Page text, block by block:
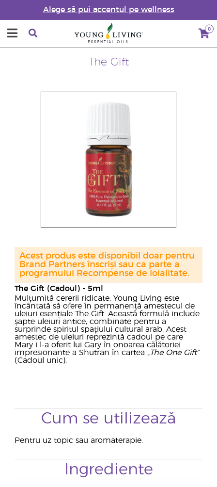
Alege să pui accentul pe wellness
0
The Gift
The Gift (Cadoul) - 5ml
Mulțumită cererii ridicate, Young Living este
încântată să ofere în permanență amestecul de
uleiuri esențiale The Gift. Această formulă include
șapte uleiuri antice, combinate pentru a
surprinde spiritul spațiului cultural arab. Acest
amestec de uleiuri reprezintă cadoul pe care
Mary i l-a oferit lui Gary în onoarea călătoriei
impresionante a Shutran în cartea „The One Gift”
(Cadoul unic).
Acest produs este disponibil doar pentru
Brand Partners înscriși sau ca parte a
programului Recompense de loialitate.
Cum se utilizează
Pentru uz topic sau aromaterapie.
Ingrediente